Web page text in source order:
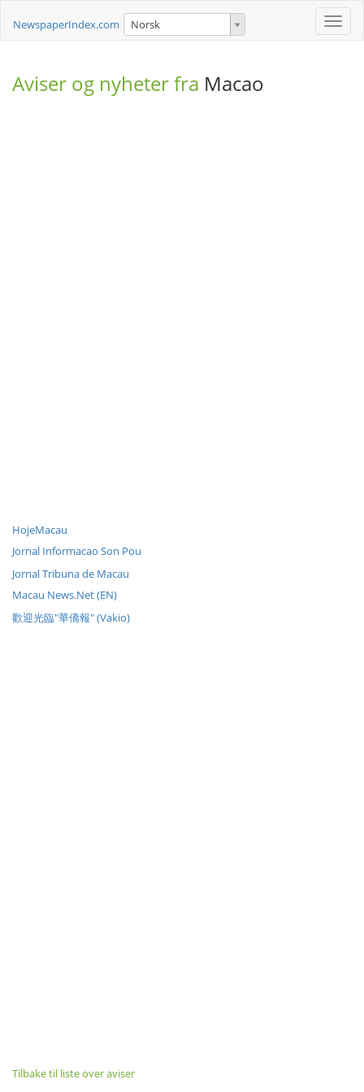
Toggle
NewspaperIndex.com Norsk
Aviser og nyheter fra Macao
HojeMacau
Jornal Informacao Son Pou
Jornal Tribuna de Macau
Macau News.Net (EN)
歡迎光臨"華僑報" (Vakio)
Tilbake til liste over aviser